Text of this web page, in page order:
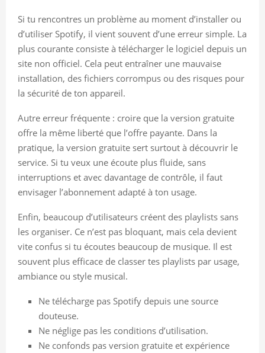
Si tu rencontres un problème au moment d’installer ou
d’utiliser Spotify, il vient souvent d’une erreur simple. La
plus courante consiste à télécharger le logiciel depuis un
site non officiel. Cela peut entraîner une mauvaise
installation, des fichiers corrompus ou des risques pour
la sécurité de ton appareil.
Autre erreur fréquente : croire que la version gratuite
offre la même liberté que l’offre payante. Dans la
pratique, la version gratuite sert surtout à découvrir le
service. Si tu veux une écoute plus fluide, sans
interruptions et avec davantage de contrôle, il faut
envisager l’abonnement adapté à ton usage.
Enfin, beaucoup d’utilisateurs créent des playlists sans
les organiser. Ce n’est pas bloquant, mais cela devient
vite confus si tu écoutes beaucoup de musique. Il est
souvent plus efficace de classer tes playlists par usage,
ambiance ou style musical.
Ne télécharge pas Spotify depuis une source
douteuse.
Ne néglige pas les conditions d’utilisation.
Ne confonds pas version gratuite et expérience